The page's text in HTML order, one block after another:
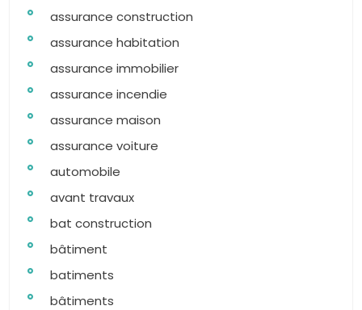
assurance construction
assurance habitation
assurance immobilier
assurance incendie
assurance maison
assurance voiture
automobile
avant travaux
bat construction
bâtiment
batiments
bâtiments